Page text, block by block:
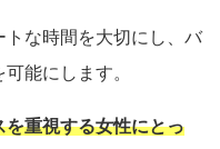
トな時間を大切にし、バ
能にします。
重視する女性にとっ